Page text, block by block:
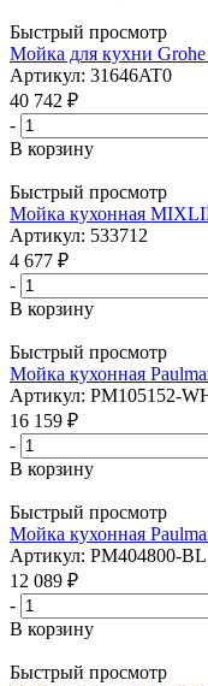
Быстрый просмотр
Мойка для кухни
Артикул: 31646AT0
40 742 ₽
-
В корзину
Быстрый просмотр
Мойка кухонная
Артикул: 533712
4 677 ₽
-
В корзину
Быстрый просмотр
Мойка кухонная
Артикул: PM105152-
16 159 ₽
-
В корзину
Быстрый просмотр
Мойка кухонная
Артикул: PM404800-BL
12 089 ₽
-
В корзину
Быстрый просмотр